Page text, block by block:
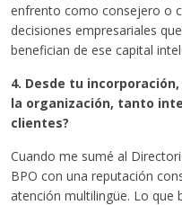
enfrento como consejero o
decisiones empresariales
benefician de ese capital
4. Desde tu
la organización, tanto
clientes?
Cuando me sumé al
BPO con una reputación
atención multilingüe. Lo que